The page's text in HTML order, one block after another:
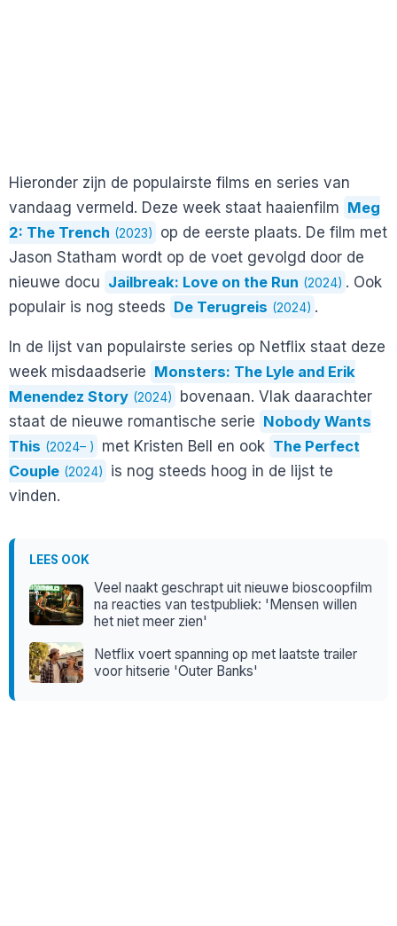
Hieronder zijn de populairste films en series van
vandaag vermeld. Deze week staat haaienfilm Meg
2: The Trench (2023)
op de eerste plaats. De film met
Jason Statham wordt op de voet gevolgd door de
nieuwe docu Jailbreak: Love on the Run (2024) . Ook
populair is nog steeds De Terugreis (2024) .
In de lijst van populairste series op Netflix staat deze
week misdaadserie Monsters: The Lyle and Erik
Menendez Story (2024)
bovenaan. Vlak daarachter
staat de nieuwe romantische serie Nobody Wants
This (2024– ) met Kristen Bell en ook The Perfect
Couple (2024)
is nog steeds hoog in de lijst te
vinden.
LEES OOK
Veel naakt geschrapt uit nieuwe bioscoopfilm
na reacties van testpubliek: 'Mensen willen
het niet meer zien'
Netflix voert spanning op met laatste trailer
voor hitserie 'Outer Banks'